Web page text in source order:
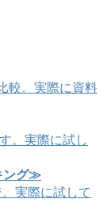
較。実際に資料
。実際に試し
ング≫
実際に試して